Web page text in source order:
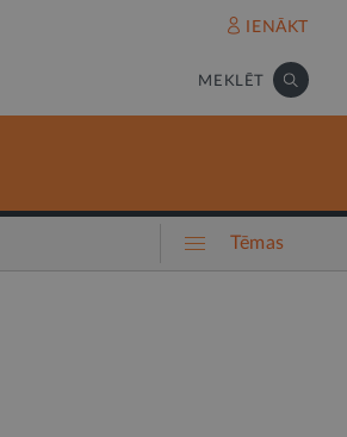
IENĀKT
MEKLĒT
Tēmas